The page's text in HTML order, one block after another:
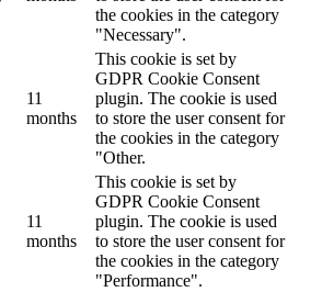
the cookies in the category
"Necessary".
11
months
This cookie is set by
GDPR Cookie Consent
plugin. The cookie is used
to store the user consent for
the cookies in the category
"Other.
11
months
This cookie is set by
GDPR Cookie Consent
plugin. The cookie is used
to store the user consent for
the cookies in the category
"Performance".